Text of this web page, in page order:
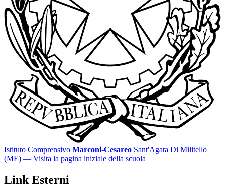
Istituto Comprensivo Marconi-Cesareo Sant'Agata Di Militello
(ME) — Visita la pagina iniziale della scuola
Link Esterni